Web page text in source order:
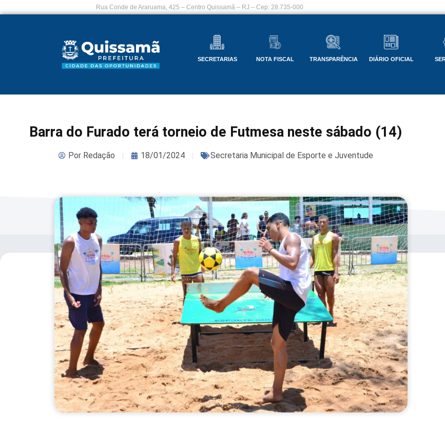
Rua Conde de Araruama, 425 – Centro Quissamã – RJ – Cep: 28.735-000
SECRETARIAS NOTA FISCAL TRANSPARÊNCIA DIÁRIO OFICIAL
Barra do Furado terá torneio de Futmesa neste sábado (14)
PorRedação 18/01/2024 Secretaria Municipal de Esporte e Juventude